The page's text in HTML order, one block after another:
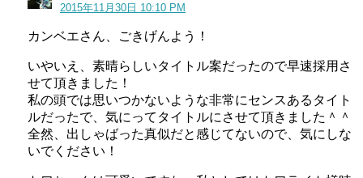
2015年11月30日 10:10 PM
カンベエさん、ごきげんよう！
いやいえ、素晴らしいタイトル案だったので早速採用さ
せて頂きました！
私の頭では思いつかないような非常にセンスあるタイト
ルだったで、気にってタイトルにさせて頂きました＾＾
全然、出しゃばった真似だと感じてないので、気にしな
いでください！